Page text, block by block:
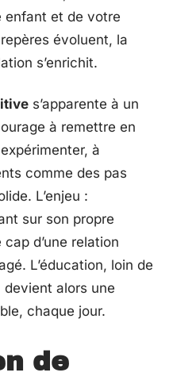
enfant et de votre
évoluent, la
s’enrichit.
s’apparente à un
à remettre en
à
comme des pas
L’enjeu :
sur son propre
d’une relation
L’éducation, loin de
devient alors une
chaque jour.
de